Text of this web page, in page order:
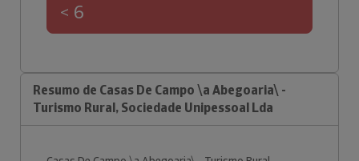
< 6
Resumo de Casas De Campo \a Abegoaria\ -
Turismo Rural, Sociedade Unipessoal Lda